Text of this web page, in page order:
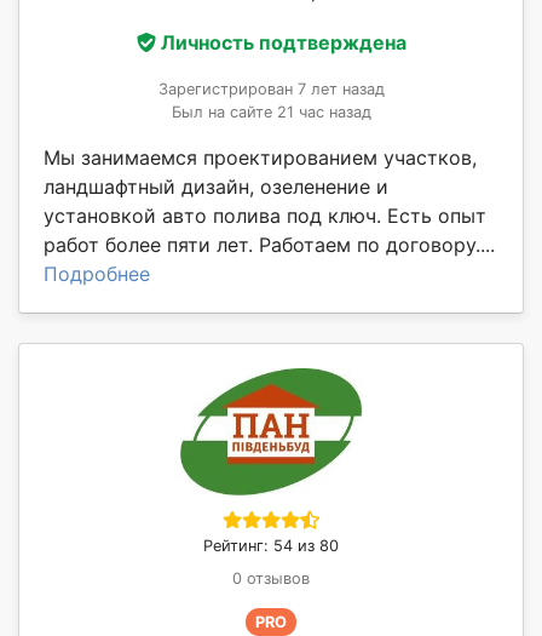
Личность подтверждена
Зарегистрирован 7 лет назад
Был на сайте 21 час назад
Мы занимаемся проектированием участков,
ландшафтный дизайн, озеленение и
установкой авто полива под ключ. Есть опыт
работ более пяти лет. Работаем по договору....
Подробнее
Рейтинг: 54 из 80
0 отзывов
PRO